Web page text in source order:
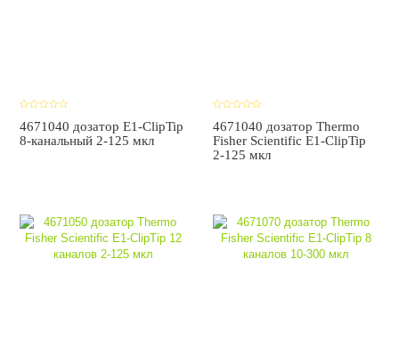
4671040 дозатор E1-ClipTip
8-канальный 2-125 мкл
4671040 дозатор Thermo
Fisher Scientific E1-ClipTip
2-125 мкл